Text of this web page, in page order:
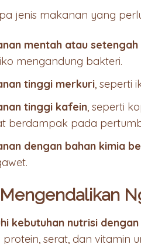
jenis makanan yang
mentah atau
mengandung bakteri.
tinggi merkuri, seperti
tinggi kafein, seperti
berdampak pada
dengan bahan kimia
kebutuhan nutrisi
protein, serat, dan vitamin